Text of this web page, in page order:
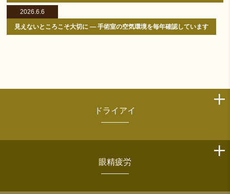
2026.6.6
見えないところこそ大切に ― 手術室の空気環境を毎年確認しています
ドライアイ
眼精疲労